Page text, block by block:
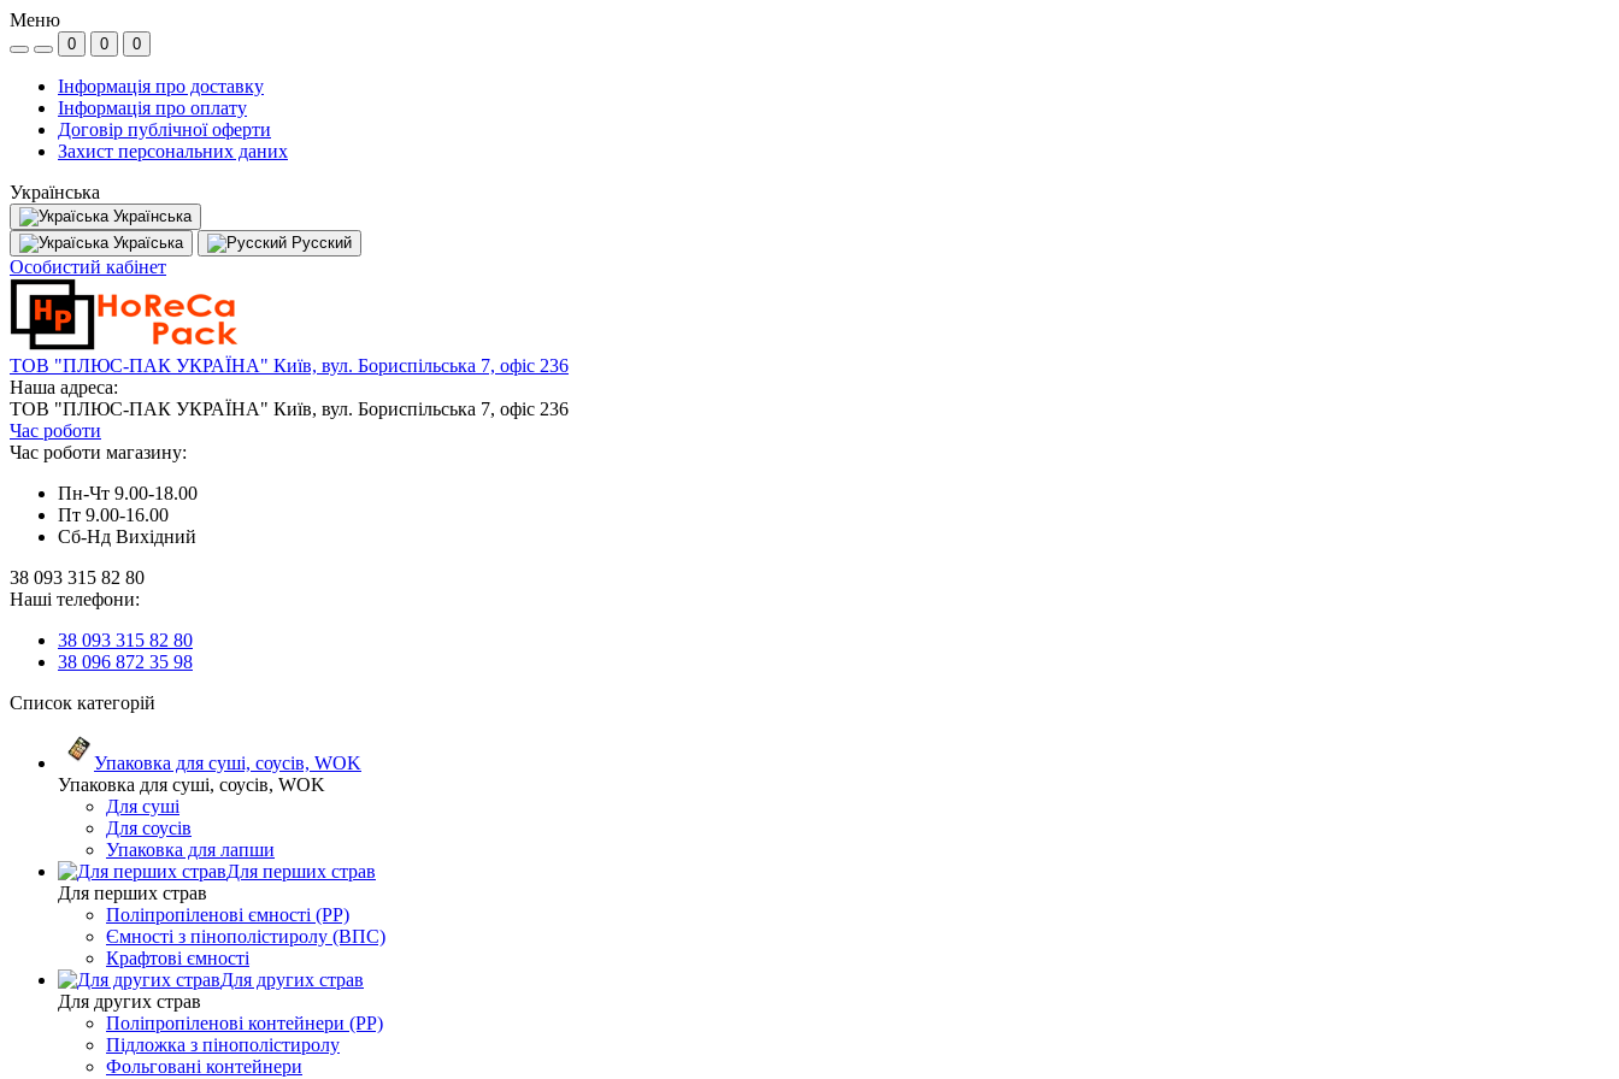
Меню
0 0 0
Інформація про доставку
Інформація про оплату
Договір публічної оферти
Захист персональних даних
Українська
Українська
Україська
Русский
Особистий кабінет
ТОВ "ПЛЮС-ПАК УКРАЇНА" Київ, вул. Бориспільська 7, офіс 236
Наша адреса:
ТОВ "ПЛЮС-ПАК УКРАЇНА" Київ, вул. Бориспільська 7, офіс 236
Час роботи
Час роботи магазину:
Пн-Чт 9.00-18.00
Пт 9.00-16.00
Сб-Нд Вихідний
38 093 315 82 80
Наші телефони:
38 093 315 82 80
38 096 872 35 98
Список категорій
Упаковка для суші, соусів, WOK
Упаковка для суші, соусів, WOK
Для суші
Для соусів
Упаковка для лапши
Для перших страв
Для перших страв
Поліпропіленові ємності (PP)
Ємності з пінополістиролу (ВПС)
Крафтові ємності
Для других страв
Для других страв
Поліпропіленові контейнери (PP)
Підложка з пінополістиролу
Фольговані контейнери